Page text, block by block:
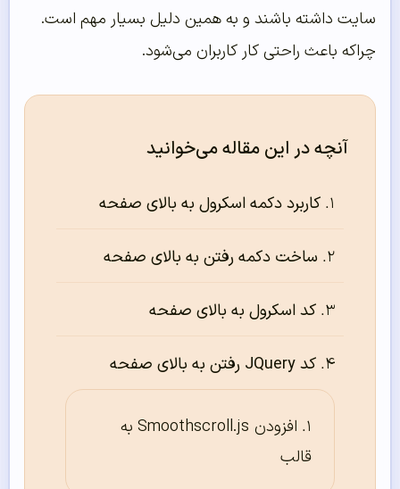
سایت داشته باشند و به همین دلیل بسیار مهم است.
چراکه باعث راحتی کار کاربران می‌شود.
آنچه در این مقاله می‌خوانید
کاربرد دکمه اسکرول به بالای صفحه
ساخت دکمه رفتن به بالای صفحه
کد اسکرول به بالای صفحه
کد JQuery رفتن به بالای صفحه
افزودن Smoothscroll.js به
قالب